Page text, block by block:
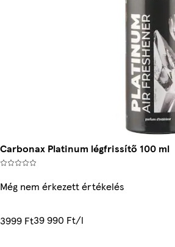
Carbonax Platinum légfrissítő 100 ml
Még nem érkezett értékelés
3999 Ft39 990 Ft/l